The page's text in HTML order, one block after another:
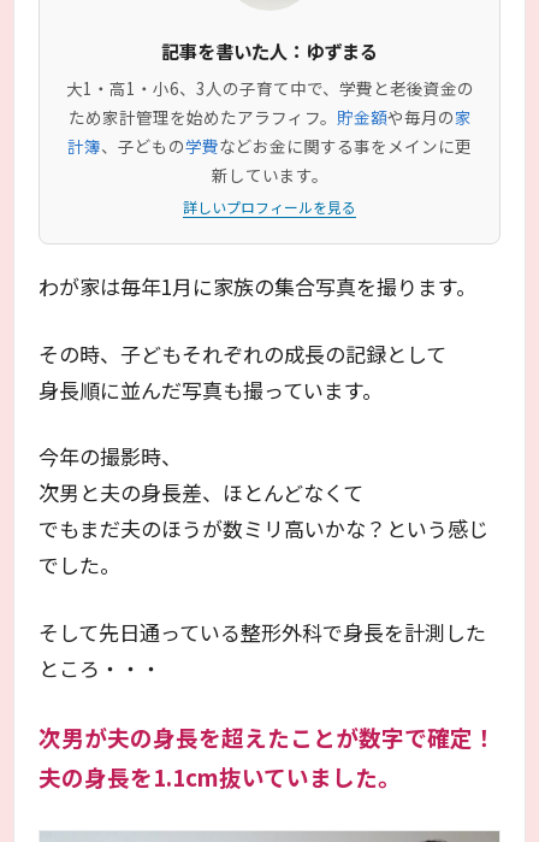
記事を書いた人：ゆずまる
大1・高1・小6、3人の子育て中で、学費と老後資金の
ため家計管理を始めたアラフィフ。 貯金額や毎月の家
計簿、子どもの学費などお金に関する事をメインに更
新しています。
詳しいプロフィールを見る
わが家は毎年1月に家族の集合写真を撮ります。
その時、子どもそれぞれの成長の記録として
身長順に並んだ写真も撮っています。
今年の撮影時、
次男と夫の身長差、ほとんどなくて
でもまだ夫のほうが数ミリ高いかな？という感じ
でした。
そして先日通っている整形外科で身長を計測した
ところ・・・
次男が夫の身長を超えたことが数字で確定！
夫の身長を1.1cm抜いていました。